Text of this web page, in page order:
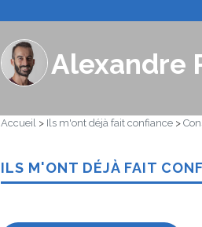
Alexandre
Accueil > Ils m'ont déjà fait confiance >
ILS M'ONT DÉJÀ FAIT